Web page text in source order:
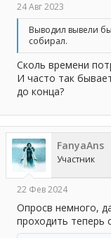
24 Авг 2023
Выводил вывели
собирал.
Сколь времени
И часто так
до конца?
FanyaAns
Участник
22 Фев 2024
Опросв немного,
проходить теперь